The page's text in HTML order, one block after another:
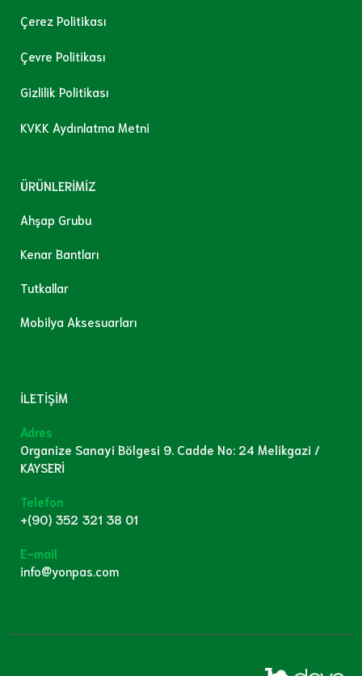
Çerez Politikası
Çevre Politikası
Gizlilik Politikası
KVKK Aydınlatma Metni
ÜRÜNLERİMİZ
Ahşap Grubu
Kenar Bantları
Tutkallar
Mobilya Aksesuarları
İLETİŞİM
Adres
Organize Sanayi Bölgesi 9. Cadde No: 24 Melikgazi /
KAYSERİ
Telefon
+(90) 352 321 38 01
E-mail
info@yonpas.com